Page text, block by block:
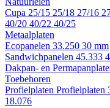
Cupa 25/15 25/18 27/16
40/20 40/22 40/25
Metaalplaten
Ecopanelen 33.250 30 mm
Sandwichpanelen 45.333
Dakpan- en
Toebehoren
Profielplaten Profielplaten
18.076